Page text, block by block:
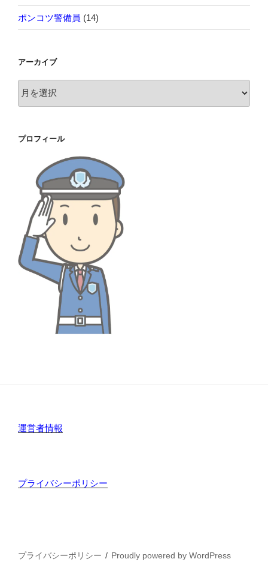
ポンコツ警備員 (14)
アーカイブ
ー
ブ
プロフィール
運営者情報
プライバシーポリシー
プライバシーポリシー Proudly powered by WordPress